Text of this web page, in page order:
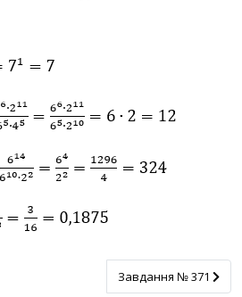
Завдання № 371
Завдання № 371